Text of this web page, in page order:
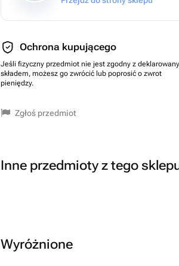
Ochrona kupującego
Jeśli fizyczny przedmiot nie jest zgodny z
składem, możesz go zwrócić lub poprosić o zwrot
pieniędzy.
Zgłoś przedmiot
Inne przedmioty z tego
Wyróżnione